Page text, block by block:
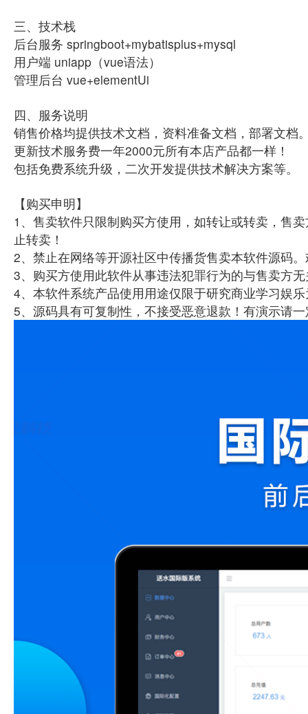
三、技术栈
后台服务 springboot+mybatisplus+mysql
用户端 uniapp（vue语法）
管理后台 vue+elementUi
四、服务说明
销售价格均提供技术文档，资料准备文档，部署文档
更新技术服务费一年2000元所有本店产品都一样！
包括免费系统升级，二次开发提供技术解决方案等。
【购买申明】
1、售卖软件只限制购买方使用，如转让或转卖，售
止转卖！
2、禁止在网络等开源社区中传播货售卖本软件源码
3、购买方使用此软件从事违法犯罪行为的与售卖方
4、本软件系统产品使用用途仅限于研究商业学习娱
5、源码具有可复制性，不接受恶意退款！有演示请